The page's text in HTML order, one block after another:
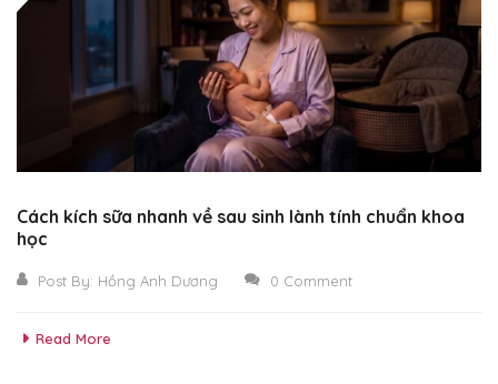
Cách kích sữa nhanh về sau sinh lành tính chuẩn khoa
học
Post By: Hồng Anh Dương 0 Comment
Read More